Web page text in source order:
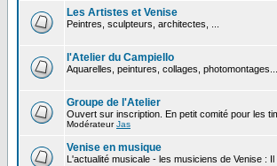
Les Artistes et Venise
Peintres, sculpteurs, architectes, ...
l'Atelier du Campiello
Aquarelles, peintures, collages,
Groupe de l'Atelier
Ouvert sur inscription. En petit comité pour les
ModérateurJas
Venise en musique
L'actualité musicale - les musiciens de Venise :